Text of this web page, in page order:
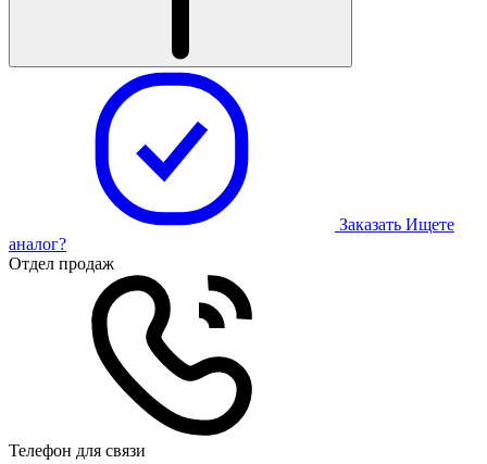
Заказать Ищете
аналог?
Отдел продаж
Телефон для связи